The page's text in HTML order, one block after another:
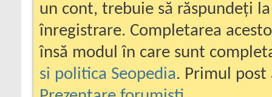
un cont, trebuie să răspundeți
înregistrare. Completarea
însă modul în care sunt
si politica Seopedia. Primul